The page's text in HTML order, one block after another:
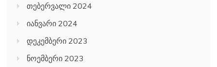
თებერვალი 2024
იანვარი 2024
დეკემბერი 2023
ნოემბერი 2023